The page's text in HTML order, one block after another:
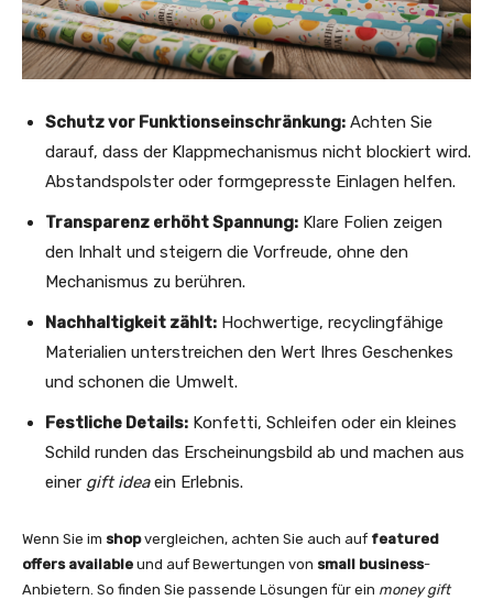
Schutz vor Funktionseinschränkung: Achten Sie
darauf, dass der Klappmechanismus nicht blockiert wird.
Abstandspolster oder formgepresste Einlagen helfen.
Transparenz erhöht Spannung: Klare Folien zeigen
den Inhalt und steigern die Vorfreude, ohne den
Mechanismus zu berühren.
Nachhaltigkeit zählt: Hochwertige, recyclingfähige
Materialien unterstreichen den Wert Ihres Geschenkes
und schonen die Umwelt.
Festliche Details: Konfetti, Schleifen oder ein kleines
Schild runden das Erscheinungsbild ab und machen aus
einer gift ideaein Erlebnis.
Wenn Sie im shopvergleichen, achten Sie auch auf featured
offers available und auf Bewertungen von small business-
Anbietern. So finden Sie passende Lösungen für ein money gift